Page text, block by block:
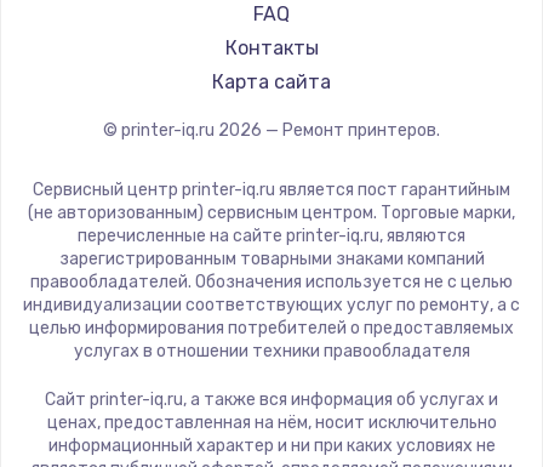
FAQ
Контакты
Карта сайта
© printer-iq.ru 2026 — Ремонт принтеров.
Сервисный центр printer-iq.ru является пост гарантийным
(не авторизованным) сервисным центром. Торговые марки,
перечисленные на сайте printer-iq.ru, являются
зарегистрированным товарными знаками компаний
правообладателей. Обозначения используется не с целью
индивидуализации соответствующих услуг по ремонту, а с
целью информирования потребителей о предоставляемых
услугах в отношении техники правообладателя
Сайт printer-iq.ru, а также вся информация об услугах и
ценах, предоставленная на нём, носит исключительно
информационный характер и ни при каких условиях не